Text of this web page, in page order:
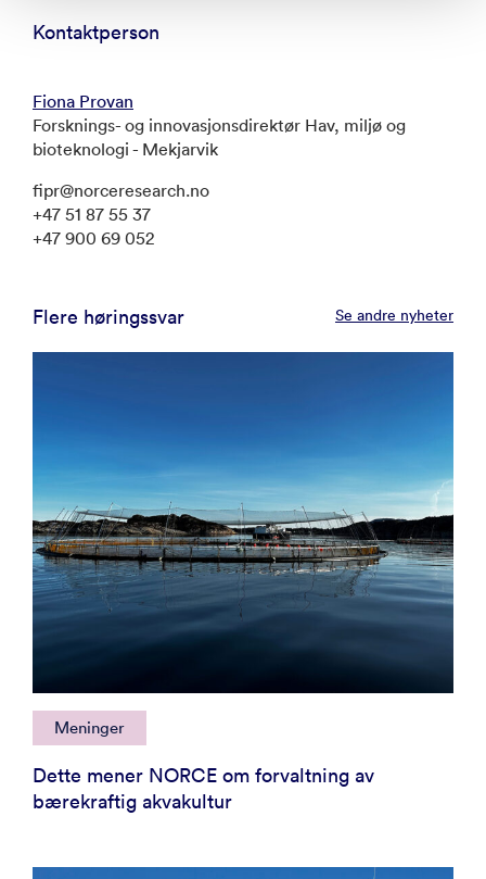
Kontaktperson
Fiona Provan
Forsknings- og innovasjonsdirektør Hav, miljø og
bioteknologi - Mekjarvik
fipr@norceresearch.no
+47 51 87 55 37
+47 900 69 052
Flere høringssvar Se andre nyheter
Meninger
Dette mener NORCE om forvaltning av
bærekraftig akvakultur